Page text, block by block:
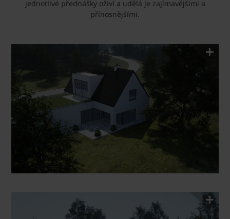
jednotlivé přednášky oživí a udělá je zajímavějšími a
přínosnějšími.